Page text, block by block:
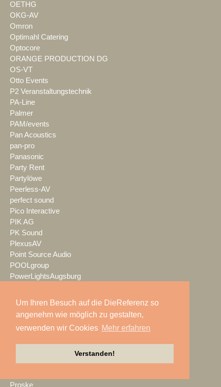
Um Ihren Besuch auf die DieReferenz so
angenehm wie möglich zu gestalten,
verwenden wir Cookies Mehr erfahren
Verstanden!
OETHG
OKG-AV
Omron
Optimahl Catering
Optocore
ORANGE PRODUCTION DG
OS-VT
Otto Events
P2 Veranstaltungstechnik
PA-Line
Palmer
PAM/events
Pan Acoustics
pan-pro
Panasonic
Party Rent
Partylöwe
Peerless-AV
perfect sound
Pico Interactive
PIK AG
PK Sound
PlexusAV
Point Source Audio
POOLgroup
PowerLightsAugsburg
PRG
ProAudio Technology
ProCase
Prolyte
Proske